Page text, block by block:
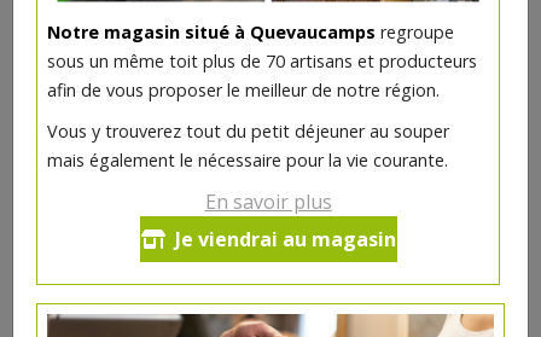
Notre magasin situé à Quevaucamps regroupe
sous un même toit plus de 70 artisans et producteurs
afin de vous proposer le meilleur de notre région.
Vous y trouverez tout du petit déjeuner au souper
mais également le nécessaire pour la vie courante.
En savoir plus
Je viendrai au magasin
Glace au lait de chèvre 1/2l fraise
Ce produit est indisponible pour le moment.
DANS LA MÊME CATÉGORIE ...